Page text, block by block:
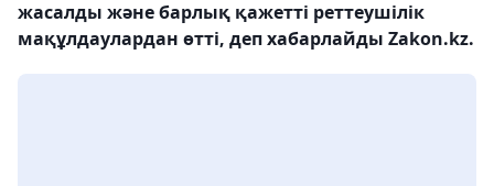
жасалды және барлық қажетті реттеушілік
мақұлдаулардан өтті, деп хабарлайды Zakon.kz.